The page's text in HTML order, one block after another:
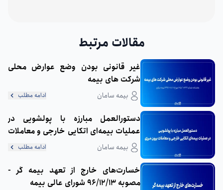
مقالات مرتبط
غیر قانونی بودن وضع عوارض محلی
شرکت های بیمه
بیمه سامان ادامه مطلب
دستورالعمل مبارزه با پولشویی در
عملیات بیمه‌ای اتکایی خارجی و معاملات
برون‌مرزی
بیمه سامان ادامه مطلب
خسارت‌های خارج از تعهد بیمه گر -
مصوبه 96/12/13 شورای عالی بیمه